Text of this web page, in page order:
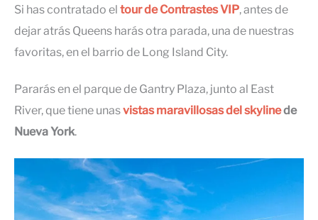
Si has contratado el tour de Contrastes VIP, antes de
dejar atrás Queens harás otra parada, una de nuestras
favoritas, en el barrio de Long Island City.
Pararás en el parque de Gantry Plaza, junto al East
River, que tiene unasvistas maravillosas del skylinede
Nueva York.